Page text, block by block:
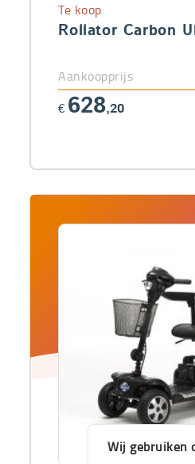
Rollator Carbon
Te koop
Aankoopprijs
€ 628,20
Wij gebruiken